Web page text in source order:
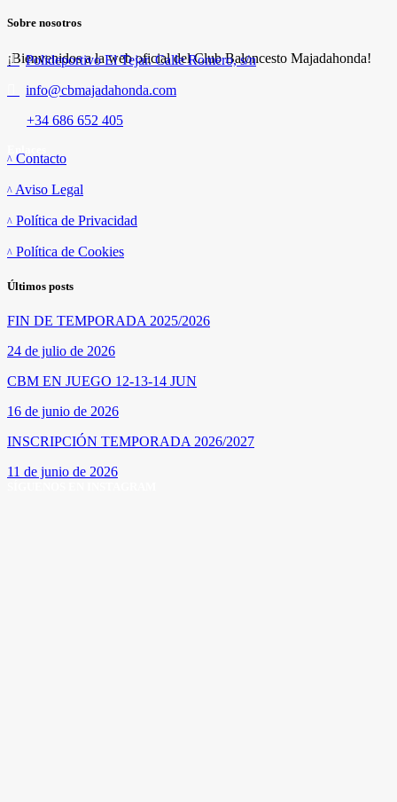
Sobre nosotros
¡Bienvenidos a la web oficial del Club Baloncesto Majadahonda!
Polideportivo El Tejar. Calle Romero, s/n
info@cbmajadahonda.com
+34 686 652 405
Contacto
Aviso Legal
Política de Privacidad
Política de Cookies
Últimos posts
FIN DE TEMPORADA 2025/2026
24 de julio de 2026
CBM EN JUEGO 12-13-14 JUN
16 de junio de 2026
INSCRIPCIÓN TEMPORADA 2026/2027
11 de junio de 2026